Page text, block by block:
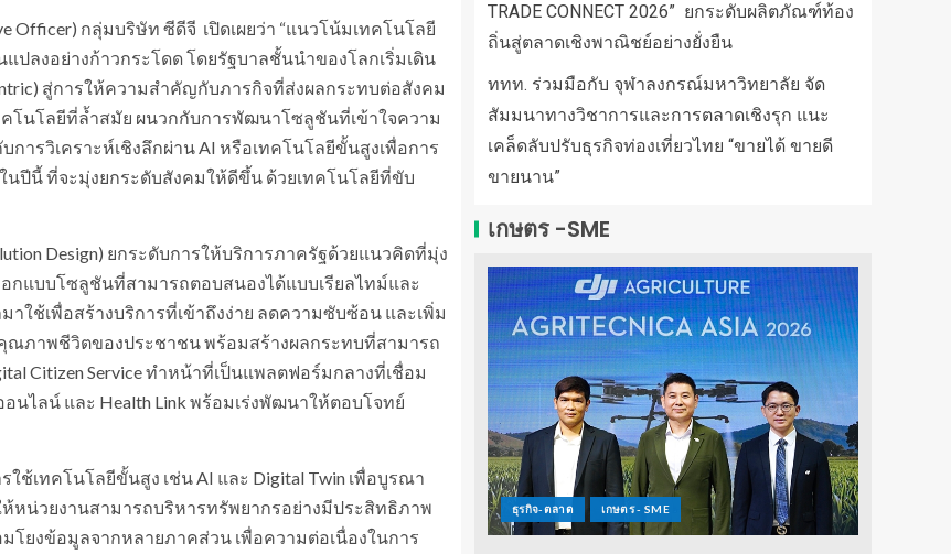
Officer) กลุ่มบริษัท ซีดีจี เปิดเผยว่า “แนวโน้มเทคโนโลยี
แปลงอย่างก้าวกระโดด โดยรัฐบาลชั้นนำของโลกเริ่มเดิน
สู่การให้ความสำคัญกับภารกิจที่ส่งผลกระทบต่อสังคม
โนโลยีที่ล้ำสมัย ผนวกกับการพัฒนาโซลูชันที่เข้าใจความ
รวิเคราะห์เชิงลึกผ่าน AI หรือเทคโนโลยีขั้นสูงเพื่อการ
ปีนี้ ที่จะมุ่งยกระดับสังคมให้ดีขึ้น ด้วยเทคโนโลยีที่ขับ
Design) ยกระดับการให้บริการภาครัฐด้วยแนวคิดที่มุ่ง
กแบบโซลูชันที่สามารถตอบสนองได้แบบเรียลไทม์และ
ใช้เพื่อสร้างบริการที่เข้าถึงง่าย ลดความซับซ้อน และเพิ่ม
ณภาพชีวิตของประชาชน พร้อมสร้างผลกระทบที่สามารถ
Citizen Service ทำหน้าที่เป็นแพลตฟอร์มกลางที่เชื่อม
นไลน์ และ Health Link พร้อมเร่งพัฒนาให้ตอบโจทย์
ใช้เทคโนโลยีขั้นสูง เช่น AI และ Digital Twin เพื่อบูรณา
หน่วยงานสามารถบริหารทรัพยากรอย่างมีประสิทธิภาพ
ยงข้อมูลจากหลายภาคส่วน เพื่อความต่อเนื่องในการ
TRADE CONNECT 2026” ยกระดับผลิตภัณฑ์ท้อง
ถิ่นสู่ตลาดเชิงพาณิชย์อย่างยั่งยืน
ททท. ร่วมมือกับ จุฬาลงกรณ์มหาวิทยาลัย จัด
สัมมนาทางวิชาการและการตลาดเชิงรุก แนะ
เคล็ดลับปรับธุรกิจท่องเที่ยวไทย “ขายได้ ขายดี
ขายนาน”
เกษตร -SME
ธุรกิจ-ตลาด เกษตร - SME